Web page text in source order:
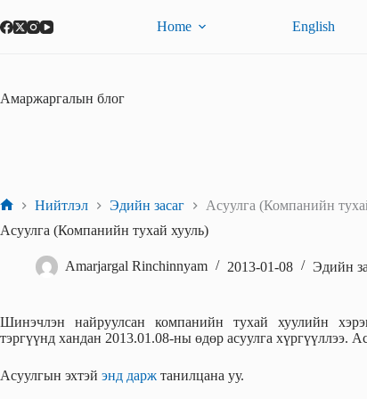
to
content
Home English
Амаржаргалын блог
Нийтлэл Эдийн засаг
Асуулга (Компанийн
Асуулга (Компанийн тухай хууль)
Amarjargal Rinchinnyam 2013-01-08 Эдийн
Шинэчлэн найруулсан компанийн тухай хуулийн
тэргүүнд хандан 2013.01.08-ны өдөр асуулга хүргүүллээ.
Асуулгын эхтэй энд дарж танилцана уу.